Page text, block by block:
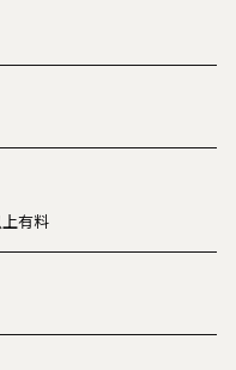
有料